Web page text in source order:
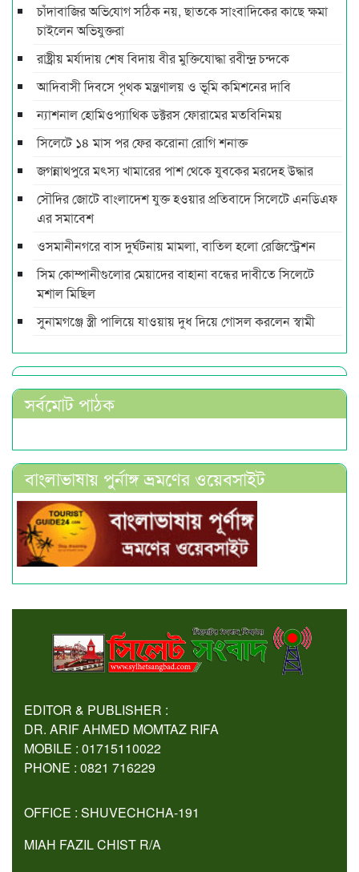
চাঁদাবা‌জির অ‌ভি‌যোগ স‌ঠিক নয়, ছাতকে সাংবাদিকের কাছে ক্ষমা
চাইলেন অভিযুক্তরা
রাষ্ট্রীয় মর্যাদায় শেষ বিদায় বীর মুক্তিযোদ্ধা রবীন্দ্র চন্দকে
আদিবাসী দিবসে পৃথক মন্ত্রণালয় ও ভূমি কমিশনের দাবি
ন্যাশনাল হোমিওপ্যাথিক ডক্টরস ফোরামের মতবিনিময়
সিলেটে ১৪ মাস পর ফের করোনা রোগি শনাক্ত
জগন্নাথপুরে মৎস্য খামারের পাশ থেকে যুবকের মরদেহ উদ্ধার
সৌদির জোটে বাংলাদেশ যুক্ত হওয়ার প্রতিবাদে সিলেটে এনডিএফ
এর সমাবেশ
ওসমানীনগরে বাস দুর্ঘটনায় মামলা, বাতিল হলো রেজিস্ট্রেশন
সিম কোম্পানীগুলোর মেয়াদের বাহানা বন্ধের দাবীতে সিলেটে
মশাল মিছিল
সুনামগঞ্জে স্ত্রী পালিয়ে যাওয়ায় দুধ দিয়ে গোসল করলেন স্বামী
সর্বমোট পাঠক
বাংলাভাষায় পুর্নাঙ্গ ভ্রমণের ওয়েবসাইট
EDITOR & PUBLISHER :
DR. ARIF AHMED MOMTAZ RIFA
MOBILE : 01715110022
PHONE : 0821 716229
OFFICE : SHUVECHCHA-191
MIAH FAZIL CHIST R/A